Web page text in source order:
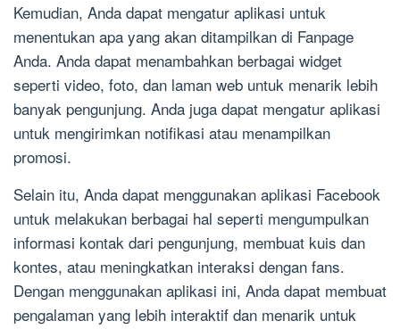
Kemudian, Anda dapat mengatur aplikasi untuk
menentukan apa yang akan ditampilkan di Fanpage
Anda. Anda dapat menambahkan berbagai widget
seperti video, foto, dan laman web untuk menarik lebih
banyak pengunjung. Anda juga dapat mengatur aplikasi
untuk mengirimkan notifikasi atau menampilkan
promosi.
Selain itu, Anda dapat menggunakan aplikasi Facebook
untuk melakukan berbagai hal seperti mengumpulkan
informasi kontak dari pengunjung, membuat kuis dan
kontes, atau meningkatkan interaksi dengan fans.
Dengan menggunakan aplikasi ini, Anda dapat membuat
pengalaman yang lebih interaktif dan menarik untuk